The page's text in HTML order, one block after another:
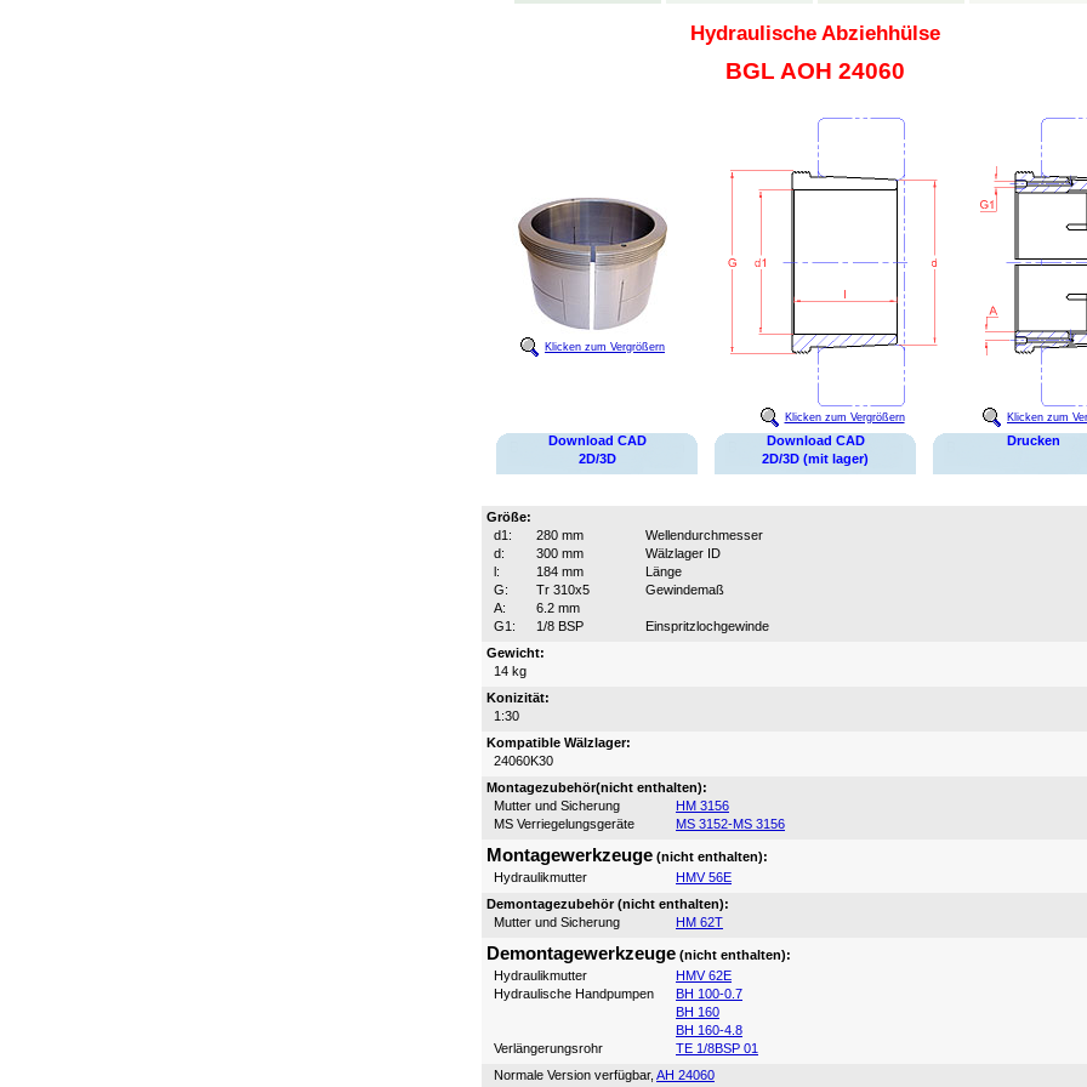
Hydraulische Abziehhülse
BGL AOH 24060
Klicken zum Vergrößern
Klicken zum Vergrößern Klicken zum
Download CAD
2D/3D
Download CAD
2D/3D (mit lager)
Drucken
Größe:
d1:
280 mm
Wellendurchmesser
d:
300 mm
Wälzlager ID
l:
184 mm
Länge
G:
Tr 310x5
Gewindemaß
A:
6.2 mm
G1:
1/8 BSP
Einspritzlochgewinde
Gewicht:
14 kg
Konizität:
1:30
Kompatible Wälzlager:
24060K30
Montagezubehör(nicht enthalten):
Mutter und Sicherung
HM 3156
MS Verriegelungsgeräte
MS 3152-MS 3156
Montagewerkzeuge (nicht enthalten):
Hydraulikmutter
HMV 56E
Demontagezubehör (nicht enthalten):
Mutter und Sicherung
HM 62T
Demontagewerkzeuge (nicht enthalten):
Hydraulikmutter
HMV 62E
Hydraulische Handpumpen
BH 100-0.7
BH 160
BH 160-4.8
Verlängerungsrohr
TE 1/8BSP 01
Normale Version verfügbar, AH 24060